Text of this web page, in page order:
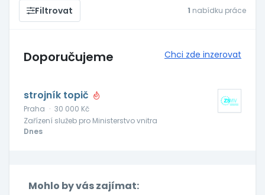
Filtrovat 1 nabídku práce
Doporučujeme Chci zde inzerovat
strojník topič
Praha · 30 000 Kč
Zařízení služeb pro Ministerstvo vnitra
Dnes
Mohlo by vás zajímat: